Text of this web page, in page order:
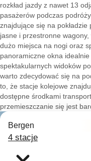
rozkład jazdy z nawet 13
pasażerów podczas
znajdujące się na
jasne i przestronne
dużo miejsca na nogi oraz
panoramiczne okna
spektakularnych widoków
warto zdecydować się na
to, że stacje kolejowe
dostępne środkami
przemieszczanie się jest
Bergen
4 stacje